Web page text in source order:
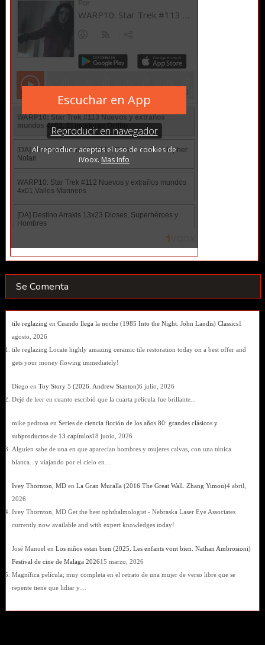
Se Comenta
tile reglazing en Cuando llega la noche (1985 Into the Night. John Landis) Classics1
agosto, 2026
tile reglazing Locate highly amazing ceramic tile restoration today on a best offer and
gets your money flowing immediately!
Diego en Toy Story 5 (2026. Andrew Stanton)6 julio, 2026
Dejé de leer en cuanto escribió que la cuarta película fue brillante...
mike pedrosa en Series de ciencia ficción de los años 80: grandes clásicos y
subproductos de 13 capítulos18 junio, 2026
Alguien sabe de una en que aparecían hombres y mujeres calvas, con una túnica
blanca...y viajando por el cielo en…
Ivey Thornton, MDen La Gran Muralla (2016 The Great Wall. Zhang Yimou)4 abril,
2026
Ivey Thornton, MD Get the best ophthalmologist - Nebraska Laser Eye Associates
currently now available and with expert knowledges today!
José Manuel en Los niños estan bien (2025. Les enfants vont bien. Nathan Ambrosioni)
Festival de cine de Malaga 202615 marzo, 2026
Magnífica película; muy completa en el retrato de una mujer de verso libre que se
repente tiene que lidiar y…